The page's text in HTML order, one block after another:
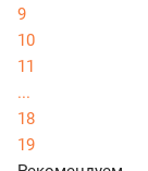
9
10
11
...
18
19